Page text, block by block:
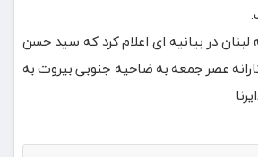
لبنان در بیانیه ای اعلام کرد که سید حسن
عصر جمعه به ضاحیه جنوبی بیروت به